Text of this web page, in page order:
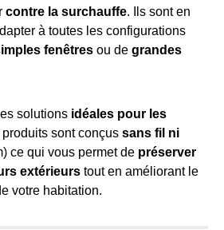
contre la surchauffe. Ils sont en
à toutes les configurations
fenêtres ou de grandes
solutions idéales pour les
sont conçus sans fil ni
ce qui vous permet de préserver
extérieurs tout en améliorant le
votre habitation.